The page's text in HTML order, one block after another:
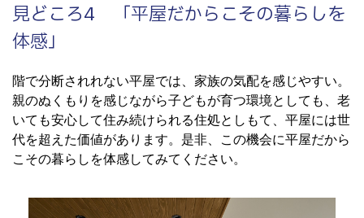
見どころ4 「平屋だからこその暮らしを
体感」
階で分断されれない平屋では、家族の気配を感じやすい。
親のぬくもりを感じながら子どもが育つ環境としても、老
いても安心して住み続けられる住処としもて、平屋には世
代を超えた価値があります。是非、この機会に平屋だから
こその暮らしを体感してみてください。